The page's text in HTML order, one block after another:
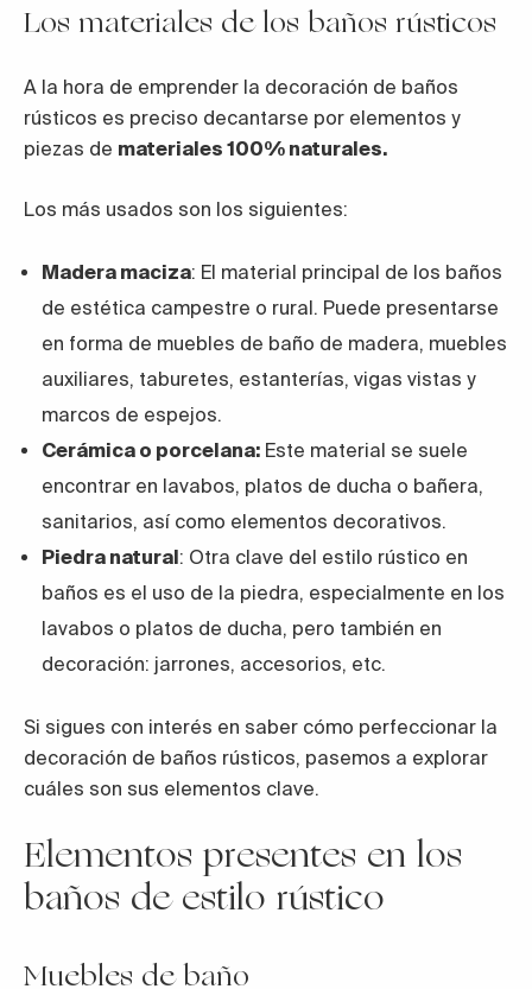
Los materiales de los baños rústicos
A la hora de emprender la decoración de baños
rústicos es preciso decantarse por elementos y
piezas de materiales 100% naturales.
Los más usados son los siguientes:
Madera maciza: El material principal de los baños
de estética campestre o rural. Puede presentarse
en forma de muebles de baño de madera, muebles
auxiliares, taburetes, estanterías, vigas vistas y
marcos de espejos.
Cerámica o porcelana: Este material se suele
encontrar en lavabos, platos de ducha o bañera,
sanitarios, así como elementos decorativos.
Piedra natural: Otra clave del estilo rústico en
baños es el uso de la piedra, especialmente en los
lavabos o platos de ducha, pero también en
decoración: jarrones, accesorios, etc.
Si sigues con interés en saber cómo perfeccionar la
decoración de baños rústicos, pasemos a explorar
cuáles son sus elementos clave.
Elementos presentes en los
baños de estilo rústico
Muebles de baño